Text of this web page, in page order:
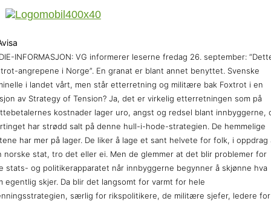
INFORMASJON: VG informerer leserne fredag 26. september:
angrepene i Norge”. En granat er blant annet benyttet. Svenske
i landet vårt, men står etterretning og militære bak Foxtrot i en
av Strategy of Tension? Ja, det er virkelig etterretningen som på
kostnader lager uro, angst og redsel blant innbyggerne,
har strødd salt på denne hull-i-hode-strategien. De hemmelige
har mer på lager. De liker å lage et sant helvete for folk, i oppdrag
norske stat, tro det eller ei. Men de glemmer at det blir problemer for
stats- og politikerapparatet når innbyggerne begynner å skjønne hva
egentlig skjer. Da blir det langsomt for varmt for hele
særlig for rikspolitikere, de militære sjefer, ledere for